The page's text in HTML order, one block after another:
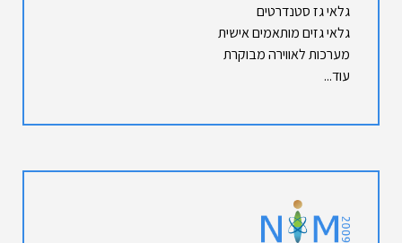
גלאי גז סטנדרטים
גלאי גזים מותאמים אישית
מערכות לאווירה מבוקרת
עוד...